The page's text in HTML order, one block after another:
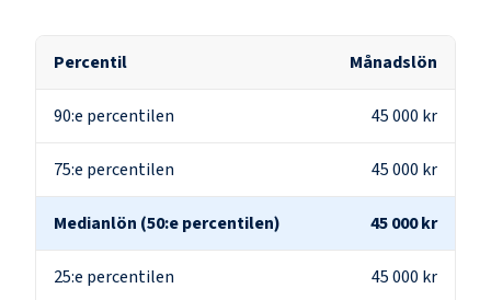
Percentil Månadslön
90:e percentilen 45 000 kr
75:e percentilen 45 000 kr
Medianlön (50:e percentilen) 45 000 kr
25:e percentilen 45 000 kr